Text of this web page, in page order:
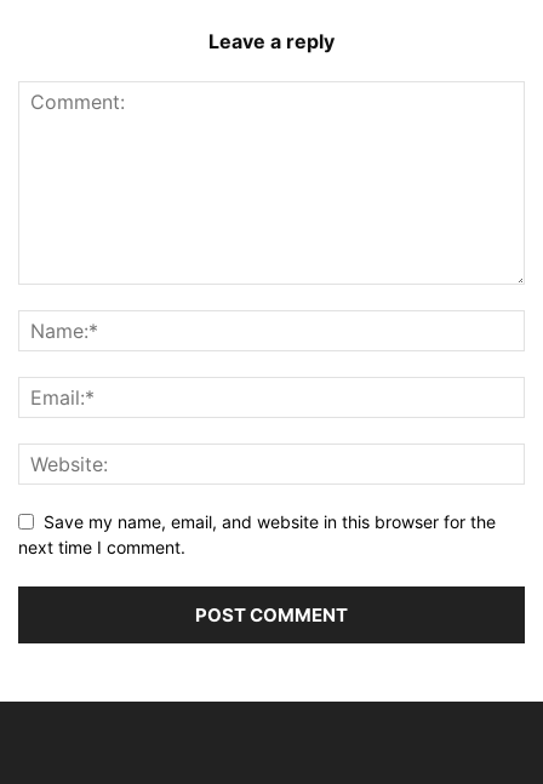
Leave a reply
Save my name, email, and website in this browser for the
next time I comment.